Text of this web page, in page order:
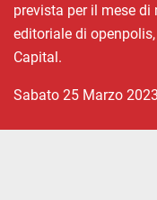
prevista per il mese
editoriale di
Capital.
sabato 25 Marzo 2023